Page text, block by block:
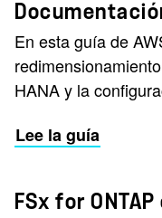
En esta guía de
HANA y la
Lee la guía
FSx for